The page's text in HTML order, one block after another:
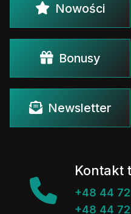
Nowości
Bonusy
Newsletter
Kontakt
+48 44
+48 44